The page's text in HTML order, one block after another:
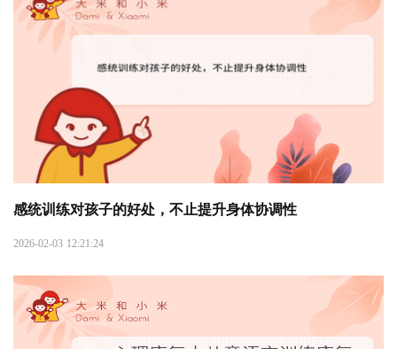
感统训练对孩子的好处，不止提升身体协调性
2026-02-03 12:21:24